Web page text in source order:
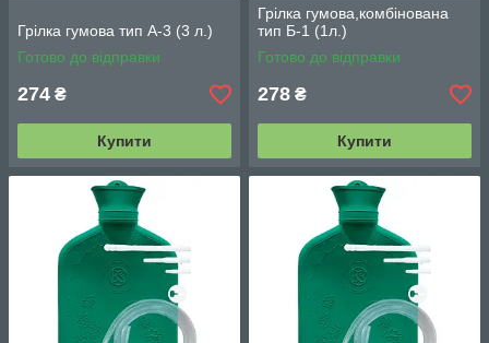
Грілка гумова тип А-3 (3 л.)
Готово до відправки
274 ₴
Купити
Грілка гумова,комбінована
тип Б-1 (1л.)
Готово до відправки
278 ₴
Купити